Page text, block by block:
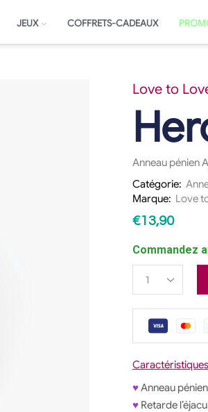
JEUX COFFRETS-CADEAUX
Love to
Anneau pénien
Catégorie:
Marque: Love
€13,90
Commandez
♥ Anneau
♥ Retarde